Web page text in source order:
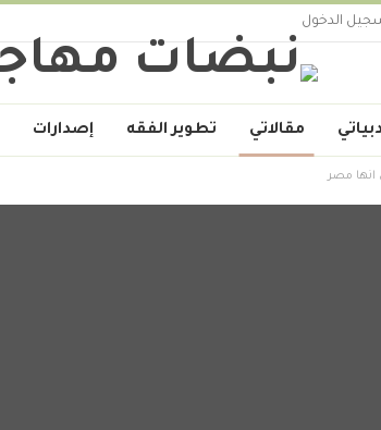
الدخول
مقالاتي تطوير الفقه إصدارات
مصر